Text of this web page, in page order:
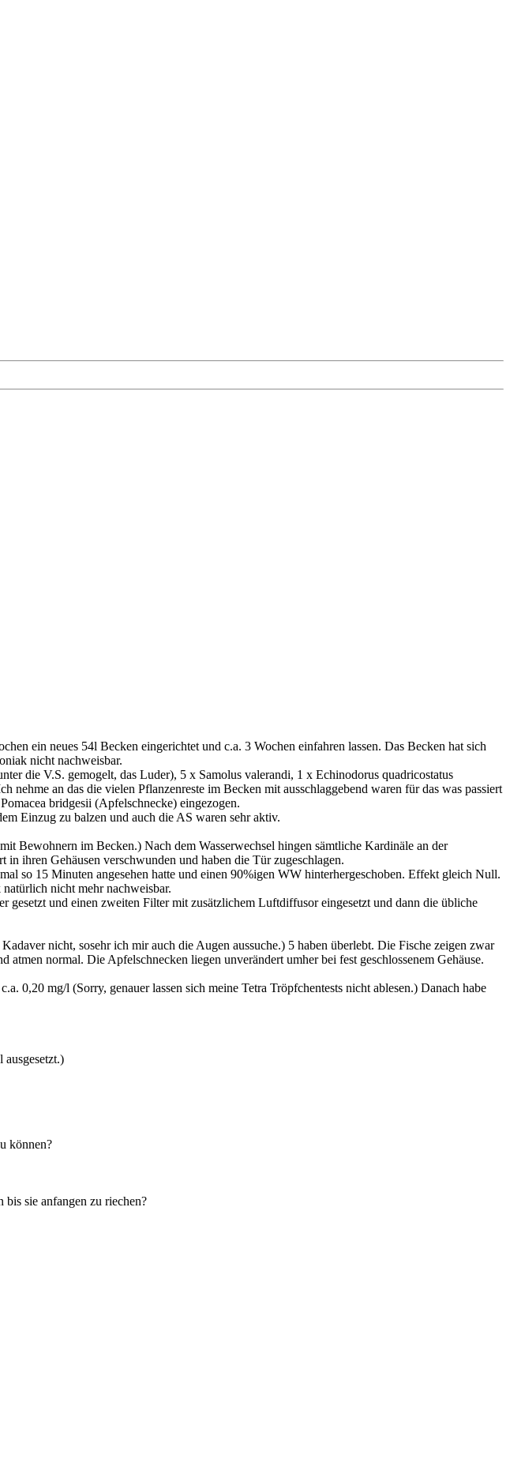
ein neues 54l Becken eingerichtet und c.a. 3 Wochen einfahren lassen. Das Becken hat sich
nicht nachweisbar.
die V.S. gemogelt, das Luder), 5 x Samolus valerandi, 1 x Echinodorus quadricostatus
an das die vielen Pflanzenreste im Becken mit ausschlaggebend waren für das was passiert
bridgesii (Apfelschnecke) eingezogen.
Einzug zu balzen und auch die AS waren sehr aktiv.
Bewohnern im Becken.) Nach dem Wasserwechsel hingen sämtliche Kardinäle an der
ihren Gehäusen verschwunden und haben die Tür zugeschlagen.
so 15 Minuten angesehen hatte und einen 90%igen WW hinterhergeschoben. Effekt gleich Null.
nicht mehr nachweisbar.
gesetzt und einen zweiten Filter mit zusätzlichem Luftdiffusor eingesetzt und dann die übliche
nicht, sosehr ich mir auch die Augen aussuche.) 5 haben überlebt. Die Fische zeigen zwar
normal. Die Apfelschnecken liegen unverändert umher bei fest geschlossenem Gehäuse.
0,20 mg/l (Sorry, genauer lassen sich meine Tetra Tröpfchentests nicht ablesen.) Danach habe
ausgesetzt.)
können?
sie anfangen zu riechen?